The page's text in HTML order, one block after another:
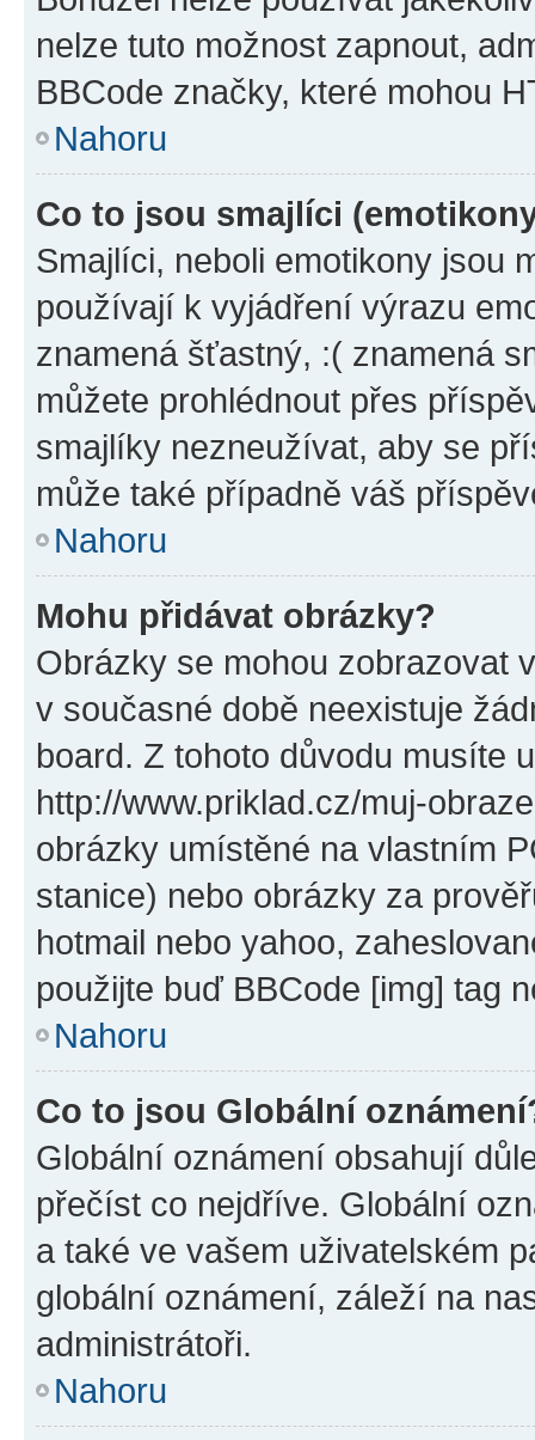
nelze tuto možnost zapnout,
BBCode značky, které mohou
Nahoru
Co to jsou smajlíci
Smajlíci, neboli emotikony jsou
používají k vyjádření výrazu
znamená šťastný, :( znamená
můžete prohlédnout přes
smajlíky nezneužívat, aby se
může také případně váš
Nahoru
Mohu přidávat obrázky?
Obrázky se mohou zobrazovat
v současné době neexistuje
board. Z tohoto důvodu musíte
http://www.priklad.cz/muj-
obrázky umístěné na vlastním
stanice) nebo obrázky za
hotmail nebo yahoo,
použijte buď BBCode [img] tag
Nahoru
Co to jsou Globální
Globální oznámení obsahují
přečíst co nejdříve. Globální
a také ve vašem uživatelském
globální oznámení, záleží na
administrátoři.
Nahoru